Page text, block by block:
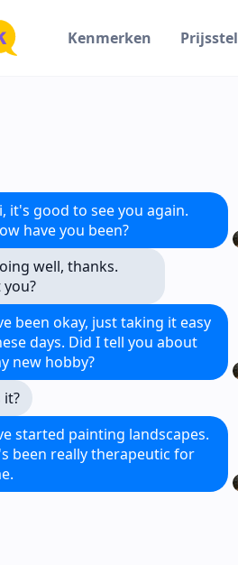
Kenmerken
it's good to see you again.
have you been?
well, thanks.
been okay, just taking it easy
days. Did I tell you about
new hobby?
it?
started painting landscapes.
been really therapeutic for